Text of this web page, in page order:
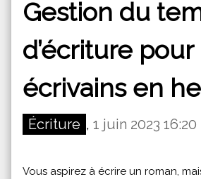
Gestion du
d’écriture pour
écrivains en
Écriture , 1 juin 2023 16:20
Vous aspirez à écrire un roman,